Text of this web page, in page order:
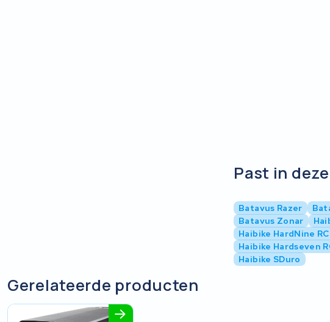
Past in
Batavus Razer
Batavus Zonar
Haibike HardNine RC
Haibike Hardseven
Haibike SDuro
Gerelateerde producten